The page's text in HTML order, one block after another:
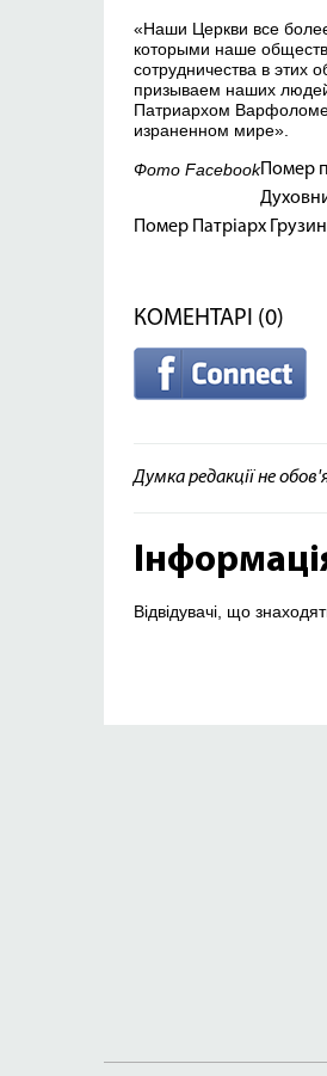
«Наши Церкви все
которыми наше
сотрудничества в этих
призываем наших
Патриархом
израненном мире».
Фото FacebookПомер
Помер Патріарх
КОМЕНТАРІ (0)
Думка редакції не
Відвідувачі, що